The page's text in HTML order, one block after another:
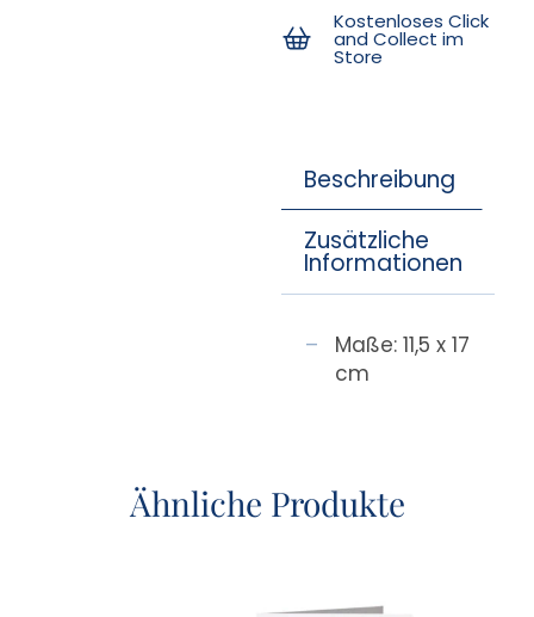
Kostenloses Click
and Collect im
Store
Beschreibung
Zusätzliche
Informationen
Maße: 11,5 x 17
cm
Ähnliche Produkte